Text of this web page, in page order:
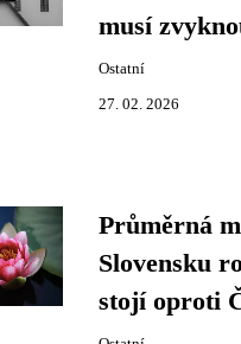
musí
Ostatní
27. 02. 2026
Průměrná
Slovensku
stojí oproti